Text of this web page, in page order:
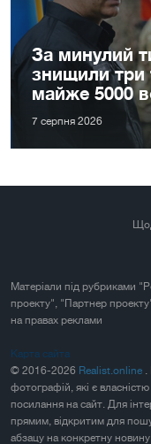
За минулий
знищили три
майже 5000
7 серпня 2026
Матеріали під рубриками
проекту", "Партнер
на правах реклами
Карта сайта
© 2016-2026 Realist.online .
фотографій, які є
посилання на сайт. Для
прямим, відкритим для
абзацу на конкретну